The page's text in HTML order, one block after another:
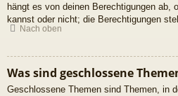
hängt es von deinen Berechtigungen ab,
kannst oder nicht; die Berechtigungen
Nach oben
Was sind geschlossene
Geschlossene Themen sind Themen, in